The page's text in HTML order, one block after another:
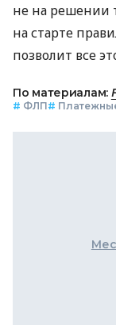
не на решении
на старте
позволит все
По материалам:
# ФЛП#